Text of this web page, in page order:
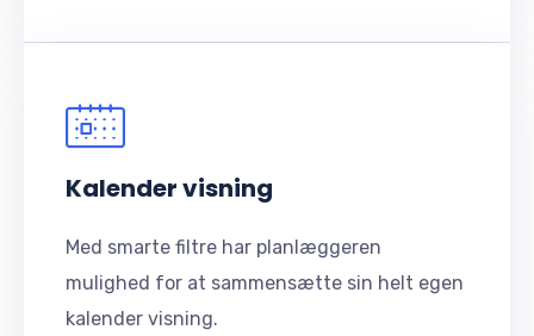
Kalender visning
Med smarte filtre har planlæggeren
mulighed for at sammensætte sin helt egen
kalender visning.